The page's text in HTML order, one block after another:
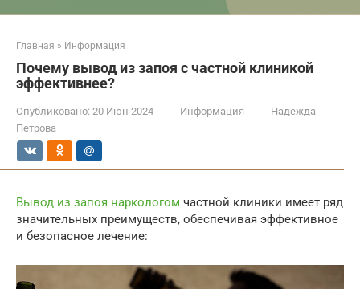
Главная » Информация
Почему вывод из запоя с частной клиникой
эффективнее?
Опубликовано: 20 Июн 2024 Информация
Надежда
Петрова
Вывод из запоя наркологом частной клиники имеет ряд
значительных преимуществ, обеспечивая эффективное
и безопасное лечение: